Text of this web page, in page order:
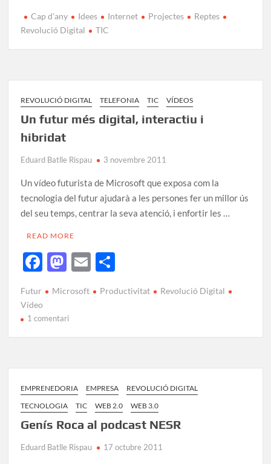
e
b
o
k
to
d
n
ail m
p
te
ix
Cap d'any Idees Internet Projectes
Reptes
Revolució Digital
TIC
REVOLUCIÓ DIGITAL TELEFONIA TIC VÍDEOS
Un futur més digital, interactiu i
hibridat
Eduard Batlle Rispau 3 novembre 2011
Un vídeo futurista de Microsoft que exposa com la
tecnologia del futur ajudarà a les persones fer un millor ús
del seu temps, centrar la seva atenció, i enfortir les …
READ MORE
F
e
b
o
M
to
d
o
E
ail m
ar
Futur Microsoft Productivitat
Revolució Digital
Vídeo
1 comentari
EMPRENEDORIA EMPRESA
REVOLUCIÓ DIGITAL
TECNOLOGIA
TIC WEB 2.0 WEB 3.0
Genís Roca al podcast NESR
Eduard Batlle Rispau 17 octubre 2011